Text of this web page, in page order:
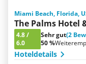
Miami Beach, Florida,
The Palms Hotel
4.8/
6.0
Sehr gut(2
50 %
Hoteldetails